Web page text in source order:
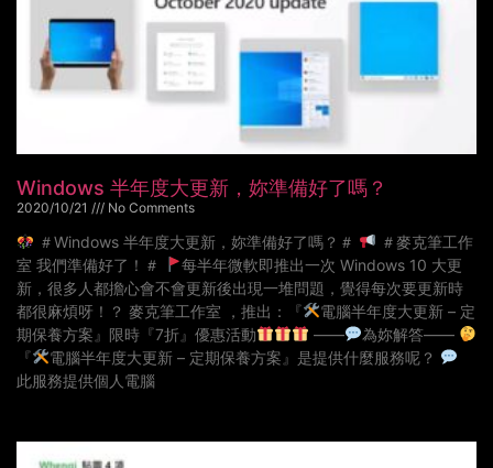
Windows 半年度大更新，妳準備好了嗎？
2020/10/21 No Comments
＃Windows 半年度大更新，妳準備好了嗎？＃
＃麥克筆工作
室 我們準備好了！＃
每半年微軟即推出一次 Windows 10 大更
新，很多人都擔心會不會更新後出現一堆問題，覺得每次要更新時
都很麻煩呀！？ 麥克筆工作室 ，推出：『
電腦半年度大更新 – 定
期保養方案』限時『7折』優惠活動
——
為妳解答——
『
電腦半年度大更新 – 定期保養方案』是提供什麼服務呢？
此服務提供個人電腦